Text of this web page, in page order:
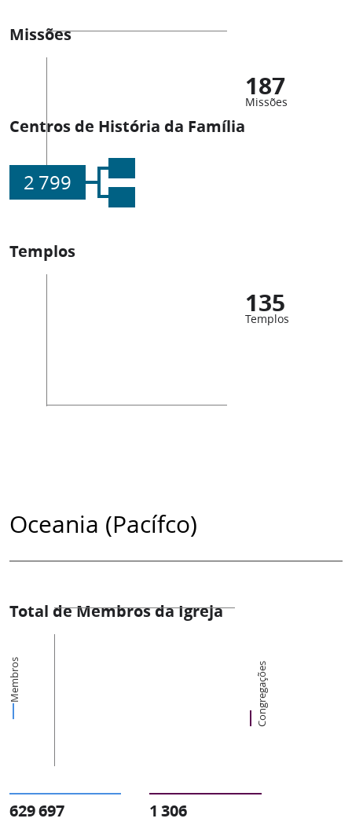
Missões
187
Missões
Centros de História da Família
2 799
Templos
135
Templos
Oceania (Pacífco)
Total de Membros da Igreja
Membros Congregações
629 697 1 306